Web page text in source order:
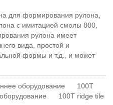
для формирования рулона,
с имитацией смолы 800,
рулона имеет
вида, простой и
формы и т.д., и может
оборудование
100T
100T ridge tile